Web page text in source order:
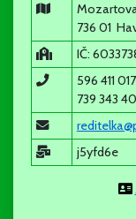
informativní
nových dětí, ale
skutečnosti, které
Mgr. Šárka
736 01
IČ:
596 411 017
739 343
j5yfd6e